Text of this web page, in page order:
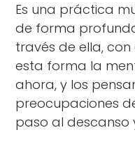
Es una práctica
de forma
través de ella,
esta forma la
ahora, y los
preocupaciones
paso al descanso